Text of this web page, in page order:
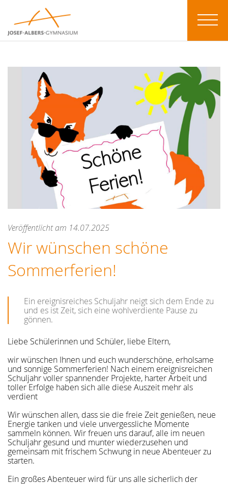
Veröffentlicht am 14.07.2025
Wir wünschen schöne
Sommerferien!
Ein ereignisreiches Schuljahr neigt sich dem Ende zu
und es ist Zeit, sich eine wohlverdiente Pause zu
gönnen.
Liebe Schülerinnen und Schüler, liebe Eltern,
wir wünschen Ihnen und euch wunderschöne, erholsame
und sonnige Sommerferien! Nach einem ereignisreichen
Schuljahr voller spannender Projekte, harter Arbeit und
toller Erfolge haben sich alle diese Auszeit mehr als
verdient
Wir wünschen allen, dass sie die freie Zeit genießen, neue
Energie tanken und viele unvergessliche Momente
sammeln können. Wir freuen uns darauf, alle im neuen
Schuljahr gesund und munter wiederzusehen und
gemeinsam mit frischem Schwung in neue Abenteuer zu
starten.
Ein großes Abenteuer wird für uns alle sicherlich der